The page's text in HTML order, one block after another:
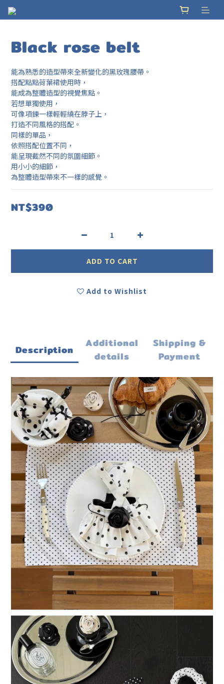
Black rose belt
能為熟悉的造型帶來全新變化的黑玫瑰腰帶。
搭配點點荷葉裙使用時，
能成為整體造型的視覺焦點。
若想單獨使用，
可像項鍊一樣輕輕繞在脖子上，
打造不同風格的搭配。
同樣的單品，
依照搭配位置不同，
能呈現截然不同的氛圍細節。
用小小的細節，
為整體造型帶來不一樣的感覺。
NT$390
ADD TO CART
Add to Wishlist
Description
Additional
details
Shipping &
Payment